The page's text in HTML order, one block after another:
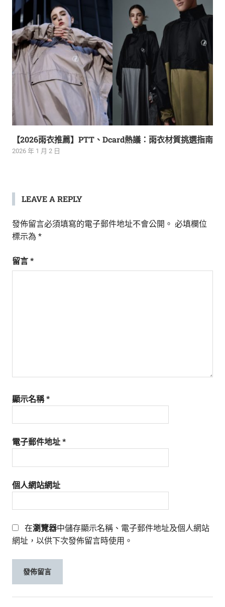
【2026雨衣推薦】PTT、Dcard熱議：雨衣材質挑選指南
2026 年 1 月 2 日
LEAVE A REPLY
發佈留言必須填寫的電子郵件地址不會公開。 必填欄位
標示為 *
留言 *
顯示名稱*
電子郵件地址 *
個人網站網址
在瀏覽器中儲存顯示名稱、電子郵件地址及個人網站
網址，以供下次發佈留言時使用。